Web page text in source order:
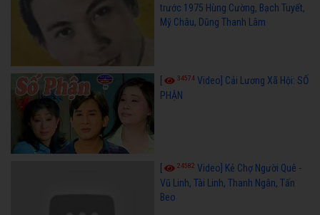
trước 1975 Hùng Cường, Bạch Tuyết,
Mỹ Châu, Dũng Thanh Lâm
34574 Video] Cải Lương Xã Hội: SỐ
PHẬN
24582 Video] Kẻ Chợ Người Quê -
Vũ Linh, Tài Linh, Thanh Ngân, Tấn
Beo